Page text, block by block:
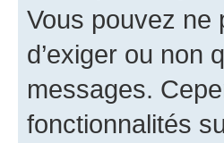
Vous pouvez ne
d’exiger ou non
messages.
fonctionnalités